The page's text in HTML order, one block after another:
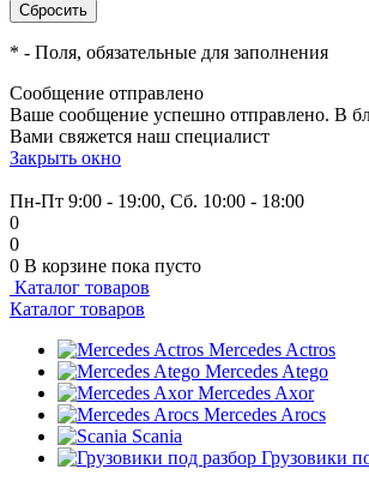
* - Поля, обязательные для заполнения
Сообщение отправлено
Ваше сообщение успешно отправлено. В
Вами свяжется наш специалист
Закрыть окно
Пн-Пт 9:00 - 19:00, Сб. 10:00 - 18:00
0
0
0 В корзине пока пусто
Каталог товаров
Каталог товаров
Mercedes Actros
Mercedes Atego
Mercedes Axor
Mercedes Arocs
Scania
Грузовики